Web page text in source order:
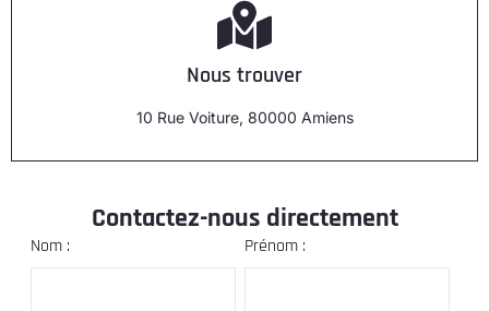
Nous trouver
10 Rue Voiture, 80000 Amiens
Contactez-nous directement
Nom : Prénom :